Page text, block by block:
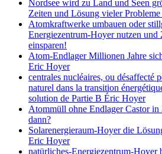
Nordsee wird zu Land und Seen
Zeiten und Lösung vieler
Atomkraftwerke umbauen oder
Energiezentrum-Hoyer nutzen
einsparen!
Atom-Endlager Millionen Jahre
Eric Hoyer
centrales nucléaires, ou désaffecté
naturel dans la transition
solution de Partie B Éric Hoyer
Atommüll ohne Endlager Castor in
dann?
Solarenergieraum-Hoyer die
Eric Hoyer
natürliches-Energiezentrum-Hoyer